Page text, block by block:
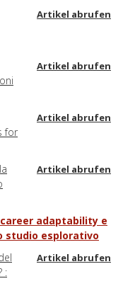
Artikel abrufen
Artikel abrufen
for
Artikel abrufen
Artikel abrufen
adaptability e
studio esplorativo
:
Artikel abrufen